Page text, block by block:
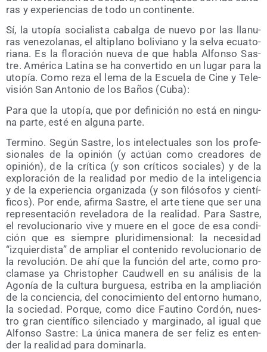
ras y expe­rien­cias de todo un continente.
Sí, la uto­pía socia­lis­ta cabal­ga de nue­vo por las lla­nu­
ras vene­zo­la­nas, el alti­plano boli­viano y la sel­va ecua­to­
ria­na. Es la flo­ra­ción nue­va de que habla Alfon­so Sas­
tre. Amé­ri­ca Lati­na se ha con­ver­ti­do en un lugar para la
uto­pía. Como reza el lema de la Escue­la de Cine y Tele­
vi­sión San Anto­nio de los Baños (Cuba):
Para que la uto­pía, que por defi­ni­ción no está en nin­gu­
na par­te, esté en algu­na parte.
Ter­mino. Según Sas­tre, los inte­lec­tua­les son los pro­fe­
sio­na­les de la opi­nión (y actúan como crea­do­res de
opi­nión), de la crí­ti­ca (y son crí­ti­cos socia­les) y de la
explo­ra­ción de la reali­dad por medio de la inte­li­gen­cia
y de la expe­rien­cia orga­ni­za­da (y son filó­so­fos y cien­tí­
fi­cos). Por ende, afir­ma Sas­tre, el arte tie­ne que ser una
repre­sen­ta­ción reve­la­do­ra de la reali­dad. Para Sas­tre,
el revo­lu­cio­na­rio vive y mue­re en el goce de esa con­di­
ción que es siem­pre plu­ri­di­men­sio­nal: la nece­si­dad
“izquier­dis­ta” de ampliar el con­te­ni­do revo­lu­cio­na­rio de
la revo­lu­ción. De ahí que la fun­ción del arte, como pro­
cla­ma­se ya Chris­topher Caud­well en su aná­li­sis de la
Ago­nía de la cul­tu­ra bur­gue­sa, estri­ba en la amplia­ción
de la con­cien­cia, del cono­ci­mien­to del entorno humano,
la socie­dad. Por­que, como dice Fau­tino Cor­dón, nues­
tro gran cien­tí­fi­co silen­cia­do y mar­gi­na­do, al igual que
Alfon­so Sas­tre: La úni­ca mane­ra de ser feliz es enten­
der la reali­dad para dominarla.